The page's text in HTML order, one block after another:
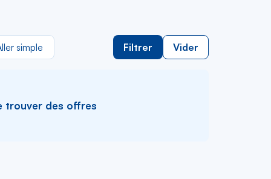
simple Filtrer Vider
trouver des offres